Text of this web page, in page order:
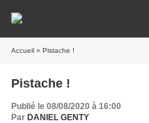
Accueil » Pistache !
Pistache !
Publié le 08/08/2020 à 16:00
Par DANIEL GENTY